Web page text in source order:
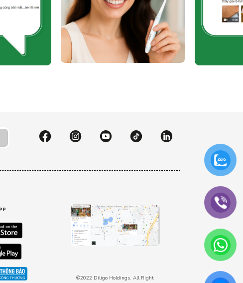
©2022 Diligo Holdings. All Right